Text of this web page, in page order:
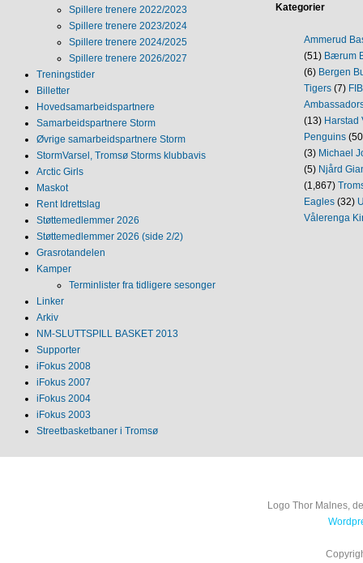
Spillere trenere 2022/2023
Spillere trenere 2023/2024
Spillere trenere 2024/2025
Spillere trenere 2026/2027
Treningstider
Billetter
Hovedsamarbeidspartnere
Samarbeidspartnere Storm
Øvrige samarbeidspartnere Storm
StormVarsel, Tromsø Storms klubbavis
Arctic Girls
Maskot
Rent Idrettslag
Støttemedlemmer 2026
Støttemedlemmer 2026 (side 2/2)
Grasrotandelen
Kamper
Terminlister fra tidligere sesonger
Linker
Arkiv
NM‐SLUTTSPILL BASKET 2013
Supporter
iFokus 2008
iFokus 2007
iFokus 2004
iFokus 2003
Streetbasketbaner i Tromsø
Kategorier
Ammerud
(51) Bærum
(6) Bergen
Tigers (7)
(13) Harstad
Penguins
(3) Michael
(5) Njård
(1,867)
Eagles (32)
Vålerenga
Logo Thor Malnes,